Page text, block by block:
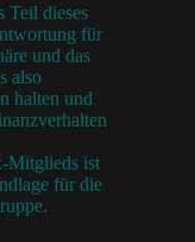
Teil dieses
für
und das
also
halten und
Mitglieds ist
für die